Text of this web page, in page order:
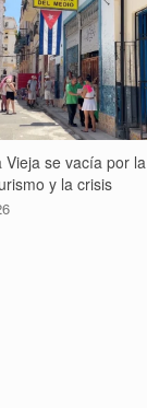
Vieja se vacía por la
y la crisis